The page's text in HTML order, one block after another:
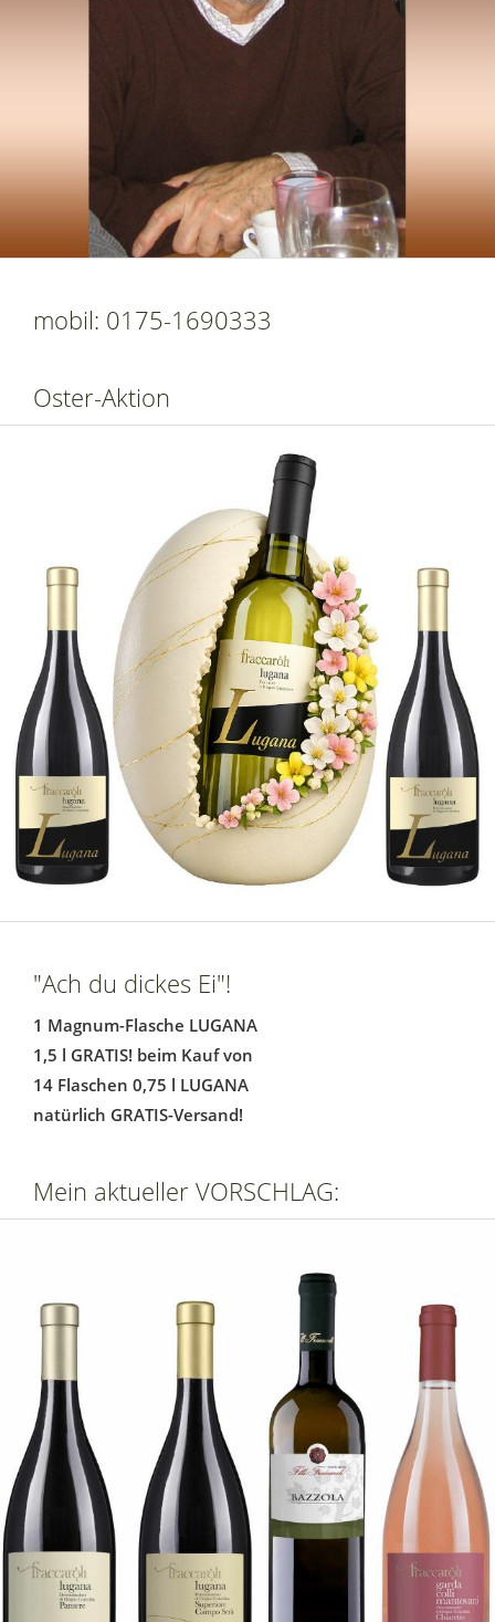
mobil: 0175-1690333
Oster-Aktion
"Ach du dickes Ei"!
1 Magnum-Flasche LUGANA
1,5 l GRATIS! beim Kauf von
14 Flaschen 0,75 l LUGANA
natürlich GRATIS-Versand!
Mein aktueller VORSCHLAG: